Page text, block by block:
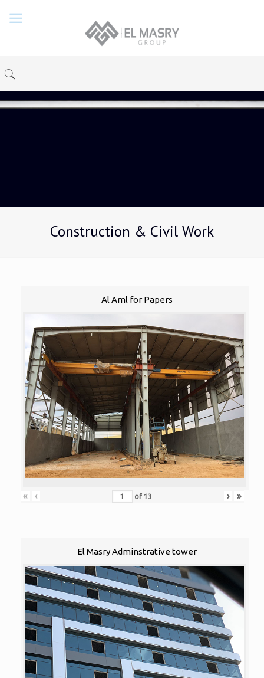
Construction & Civil Work
Al Aml for Papers
« ‹ of 13 › »
El Masry Adminstrative tower